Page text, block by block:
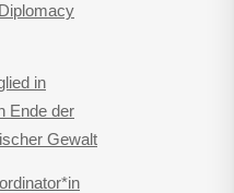
in
Ende der
Gewalt